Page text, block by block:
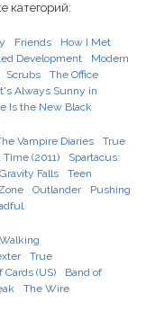
категорий:
Friends
How I Met
Development
Modern
Scrubs
The Office
Always Sunny in
Is the New Black
Vampire Diaries
True
Time (2011)
Spartacus:
Gravity Falls
Teen
Outlander
Pushing
True
Cards (US)
Band of
The Wire